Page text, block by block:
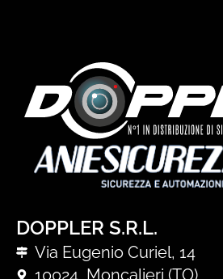
DOPPLER S.R.L.
Via Eugenio Curiel, 14
10024, Moncalieri (TO)